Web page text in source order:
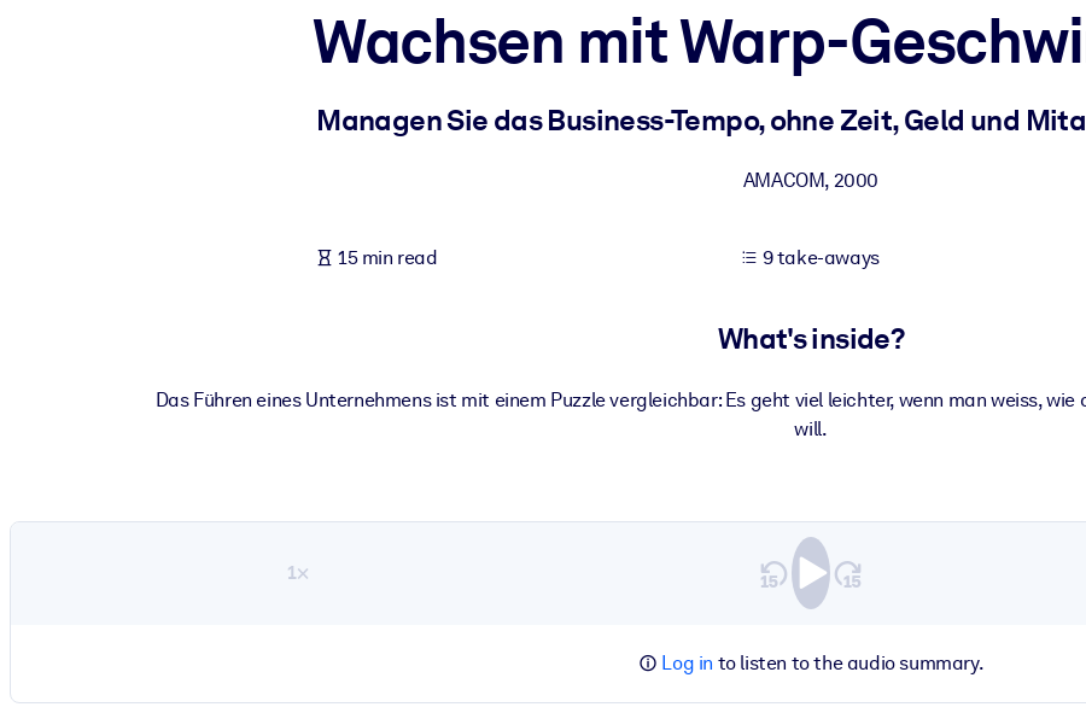
Fuel your AI systems with reliable, structured knowledge to improve outputs.
Wachsen mit Warp-
Managen Sie das Business-Tempo, ohne Zeit, Geld und
AMACOM, 2000
15 min read 9 take-aways
What's inside?
Das Führen eines Unternehmens ist mit einem Puzzle vergleichbar: Es geht viel leichter, wenn man weiss,
will.
1×
Log in to listen to the audio summary.